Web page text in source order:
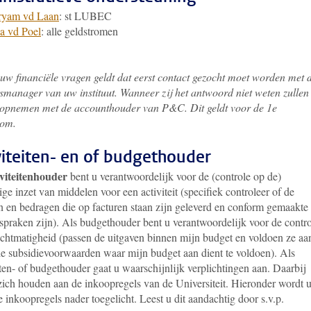
vd Laan: st LUBEC
vd Poel: alle geldstromen
financiële vragen geldt dat eerst contact gezocht moet worden met
van uw instituut. Wanneer zij het antwoord niet weten
met de accounthouder van P&C. Dit geldt voor de 1e
en of budgethouder
bent u verantwoordelijk voor de (controle op de)
inzet van middelen voor een activiteit (specifiek controleer of de
en bedragen die op facturen staan zijn geleverd en conform gemaakte
zijn). Als budgethouder bent u verantwoordelijk voor de
(passen de uitgaven binnen mijn budget en voldoen ze
subsidievoorwaarden waar mijn budget aan dient te voldoen). Als
of budgethouder gaat u waarschijnlijk verplichtingen aan. Daarbij
houden aan de inkoopregels van de Universiteit. Hieronder wordt
inkoopregels nader toegelicht. Leest u dit aandachtig door s.v.p.